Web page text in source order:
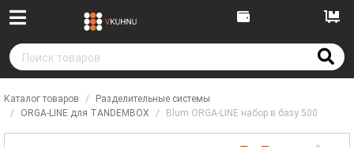
Каталог товаров
Разделительные системы
ORGA-LINE для TANDEMBOX
Blum ORGA-LINE набор в базу 500